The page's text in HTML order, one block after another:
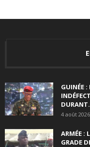
GUINÉE :
4 août 2026
ARMÉE :
GRADE